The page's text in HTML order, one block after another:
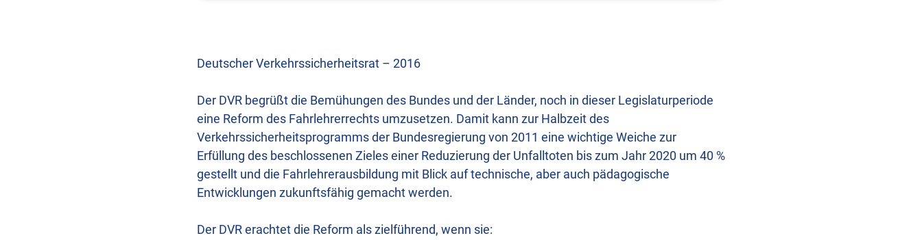
Deutscher Verkehrssicherheitsrat – 2016
Der DVR begrüßt die Bemühungen des Bundes und der Länder, noch in dieser Legislaturperiode
eine Reform des Fahrlehrerrechts umzusetzen. Damit kann zur Halbzeit des
Verkehrssicherheitsprogramms der Bundesregierung von 2011 eine wichtige Weiche zur
Erfüllung des beschlossenen Zieles einer Reduzierung der Unfalltoten bis zum Jahr 2020 um 40 %
gestellt und die Fahrlehrerausbildung mit Blick auf technische, aber auch pädagogische
Entwicklungen zukunftsfähig gemacht werden.
Der DVR erachtet die Reform als zielführend, wenn sie: